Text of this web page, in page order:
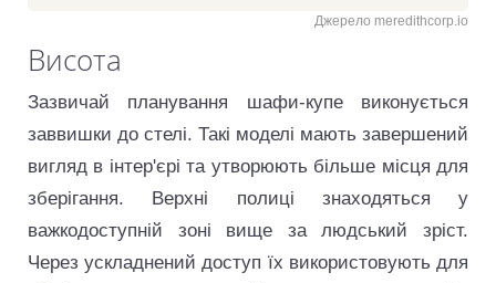
Джерело meredithcorp.io
Висота
Зазвичай планування шафи-купе виконується
заввишки до стелі. Такі моделі мають завершений
вигляд в інтер'єрі та утворюють більше місця для
зберігання. Верхні полиці знаходяться у
важкодоступній зоні вище за людський зріст.
Через ускладнений доступ їх використовують для